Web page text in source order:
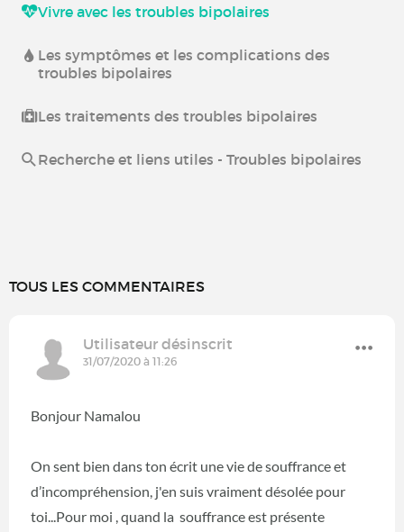
Vivre avec les troubles bipolaires
Les symptômes et les complications des
troubles bipolaires
Les traitements des troubles bipolaires
Recherche et liens utiles - Troubles bipolaires
TOUS LES COMMENTAIRES
Utilisateur désinscrit
31/07/2020 à 11:26
Bonjour Namalou
On sent bien dans ton écrit une vie de souffrance et
d’incompréhension, j'en suis vraiment désolée pour
toi...Pour moi , quand la souffrance est présente